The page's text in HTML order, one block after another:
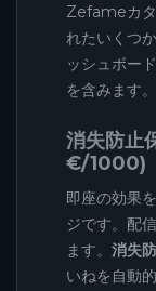
Zefameカタ
れたいくつ
ッシュボー
を含みます。
消失防止
€/1000)
即座の効果
ジです。配
ます。 消失
いねを自動